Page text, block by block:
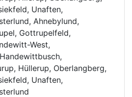
Unaften,
Ahnebylund,
Gottrupelfeld,
West,
Hüllerup, Oberlangberg,
Unaften,